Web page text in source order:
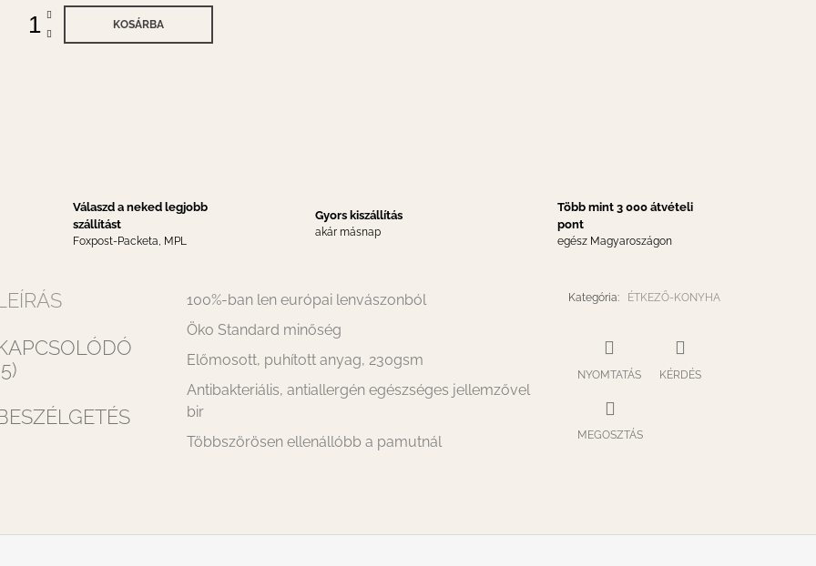
KOSÁRBA
Válaszd a neked legjobb
szállítást
Foxpost-Packeta, MPL
Gyors kiszállítás
akár másnap
Több mint 3 000 átvételi
pont
egész Magyaroszágon
100%-ban len európai lenvászonból
Öko Standard minőség
Előmosott, puhított anyag, 230gsm
Antibakteriális, antiallergén egészséges jellemzővel
bir
Többszörösen ellenállóbb a pamutnál
Kategória: ÉTKEZŐ-KONYHA
NYOMTATÁS KÉRDÉS
MEGOSZTÁS